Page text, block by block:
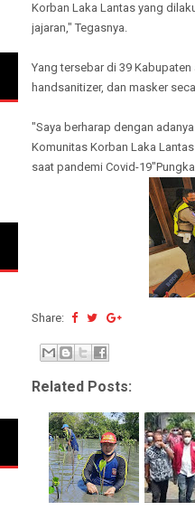
Korban Laka Lantas yang
jajaran," Tegasnya.
Yang tersebar di 39
handsanitizer, dan masker
"Saya berharap dengan
Komunitas Korban Laka
saat pandemi Covid-
Share:
Related Posts: